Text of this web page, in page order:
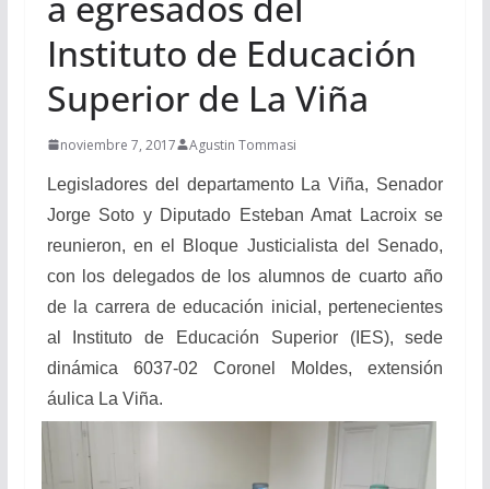
Instituto de Educación
Superior de La Viña
noviembre 7, 2017 Agustin Tommasi
Legisladores del departamento La Viña, Senador
Jorge Soto y Diputado Esteban Amat Lacroix se
reunieron, en el Bloque Justicialista del Senado,
con los delegados de los alumnos de cuarto año
de la carrera de educación inicial, pertenecientes
al Instituto de Educación Superior (IES), sede
dinámica 6037-02 Coronel Moldes, extensión
áulica La Viña.